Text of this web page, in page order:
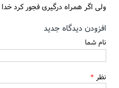
ولی اگر همراه درگیری فجور کرد
افزودن دیدگاه جدید
نام شما
نظر *